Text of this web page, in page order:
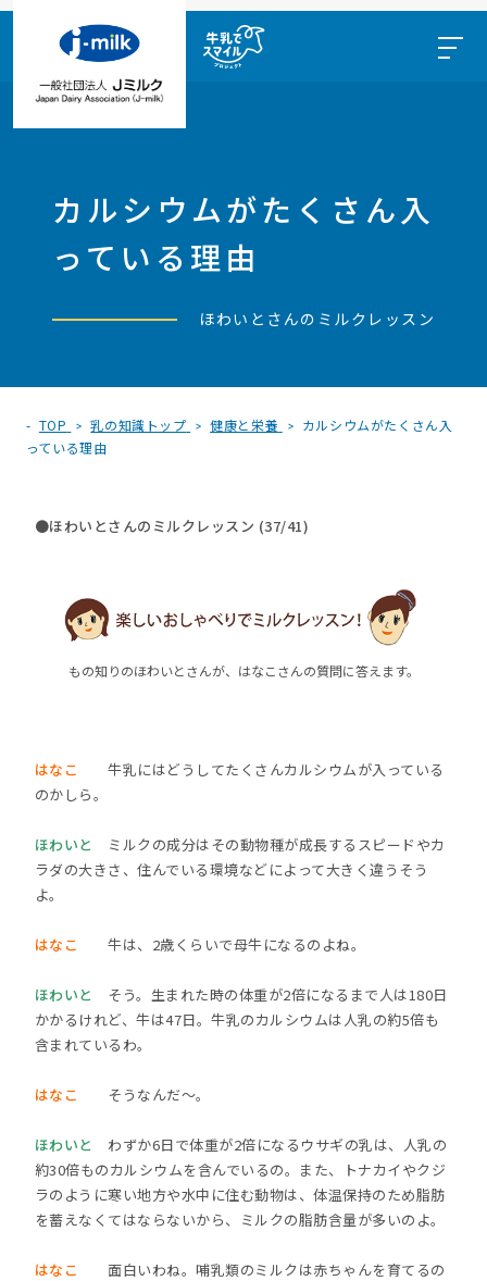
カルシウムがたくさん入
っている理由
ほわいとさんのミルクレッスン
TOP 乳の知識トップ 健康と栄養
カルシウムがたくさん入
っている理由
●ほわいとさんのミルクレッスン (37/41)
もの知りのほわいとさんが、はなこさんの質問に答えます。
はなこ
牛乳にはどうしてたくさんカルシウムが入っている
のかしら。
ほわいと
ミルクの成分はその動物種が成長するスピードやカ
ラダの大きさ、住んでいる環境などによって大きく違うそう
よ。
はなこ 牛は、2歳くらいで母牛になるのよね。
ほわいと
そう。生まれた時の体重が2倍になるまで人は180日
かかるけれど、牛は47日。牛乳のカルシウムは人乳の約5倍も
含まれているわ。
はなこ そうなんだ～。
ほわいと
わずか6日で体重が2倍になるウサギの乳は、人乳の
約30倍ものカルシウムを含んでいるの。また、トナカイやクジ
ラのように寒い地方や水中に住む動物は、体温保持のため脂肪
を蓄えなくてはならないから、ミルクの脂肪含量が多いのよ。
はなこ
面白いわね。哺乳類のミルクは赤ちゃんを育てるの